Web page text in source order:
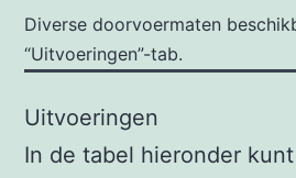
Diverse doorvoermaten
“Uitvoeringen”-tab.
Uitvoeringen
In de tabel hieronder